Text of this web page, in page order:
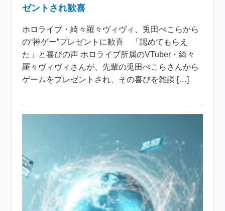
ゼントされ歓喜
ホロライブ・綺々羅々ヴィヴィ、兎田ぺこらから
の“神ゲー”プレゼントに歓喜 「認めてもらえ
た」と喜びの声 ホロライブ所属のVTuber・綺々
羅々ヴィヴィさんが、先輩の兎田ぺこらさんから
ゲームをプレゼントされ、その喜びを雑談 […]